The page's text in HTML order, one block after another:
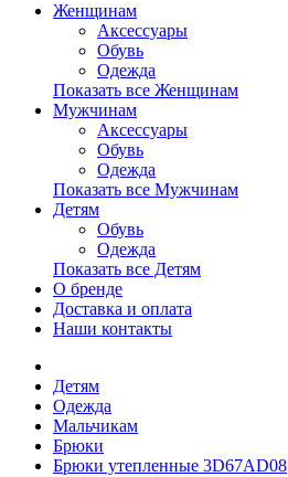
Женщинам
Аксессуары
Обувь
Одежда
Показать все Женщинам
Мужчинам
Аксессуары
Обувь
Одежда
Показать все Мужчинам
Детям
Обувь
Одежда
Показать все Детям
О бренде
Доставка и оплата
Наши контакты
Детям
Одежда
Мальчикам
Брюки
Брюки утепленные 3D67AD08